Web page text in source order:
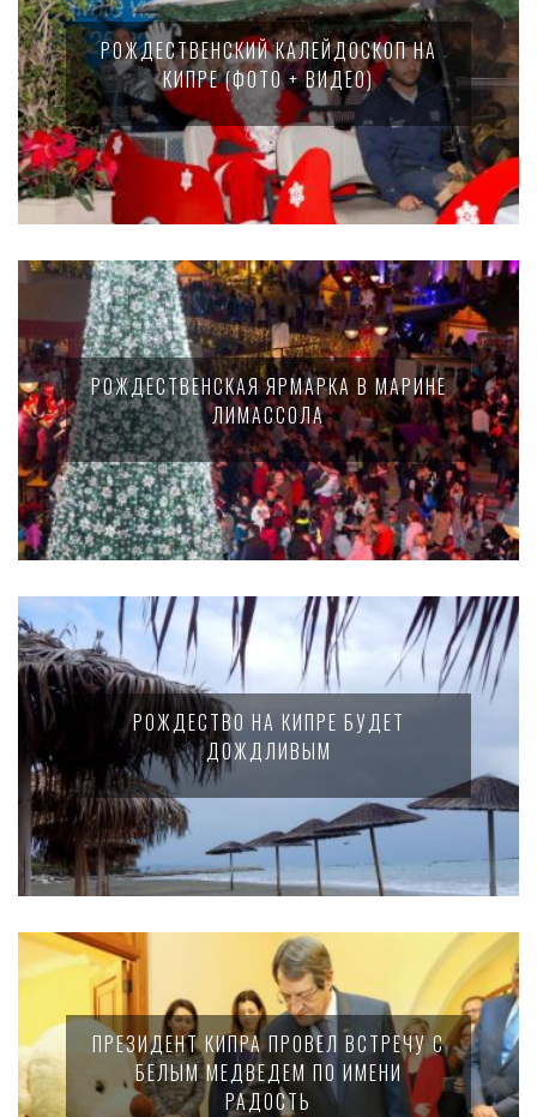
РОЖДЕСТВЕНСКИЙ КАЛЕЙДОСКОП НА
КИПРЕ (ФОТО + ВИДЕО)
РОЖДЕСТВЕНСКАЯ ЯРМАРКА В МАРИНЕ
ЛИМАССОЛА
РОЖДЕСТВО НА КИПРЕ БУДЕТ
ДОЖДЛИВЫМ
ПРЕЗИДЕНТ КИПРА ПРОВЕЛ ВСТРЕЧУ С
БЕЛЫМ МЕДВЕДЕМ ПО ИМЕНИ
РАДОСТЬ